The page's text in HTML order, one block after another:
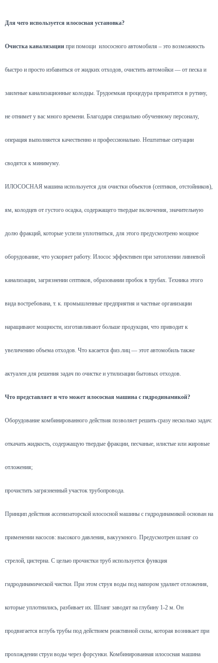
Для чего используется илососная установка?
Очистка канализации при помощи илососного автомобиля – это возможность
быстро и просто избавиться от жидких отходов, очистить автомойки — от песка и
заиленые канализационные колодцы. Трудоемкая процедура превратится в рутину,
не отнимет у вас много времени. Благодаря специально обученному персоналу,
операция выполняется качественно и профессионально. Нештатные ситуации
сводятся к минимуму.
ИЛОСОСНАЯ машина используется для очистки объектов (септиков, отстойников),
ям, колодцев от густого осадка, содержащего твердые включения, значительную
долю фракций, которые успели уплотниться, для этого предусмотрено мощное
оборудование, что ускоряет работу. Илосос эффективен при затоплении ливневой
канализации, загрязнении септиков, образовании пробок в трубах. Техника этого
вида востребована, т. к. промышленные предприятия и частные организации
наращивают мощности, изготавливают больше продукции, что приводит к
увеличению объема отходов. Что касается физ.лиц — этот автомобиль также
актуален для решения задач по очистке и утилизации бытовых отходов.
Что представляет и что может илососная машина с гидродинамикой?
Оборудование комбинированного действия позволяет решить сразу несколько задач:
откачать жидкость, содержащую твердые фракции, песчаные, илистые или жировые
отложения;
прочистить загрязненный участок трубопровода.
Принцип действия ассенизаторской илососной машины с гидродинамикой основан на
применении насосов: высокого давления, вакуумного. Предусмотрен шланг со
стрелой, цистерна. С целью прочистки труб используется функция
гидродинамической чистки. При этом струя воды под напором удаляет отложения,
которые уплотнились, разбивает их. Шланг заводят на глубину 1-2 м. Он
продвигается вглубь трубы под действием реактивной силы, которая возникает при
прохождении струи воды через форсунки. Комбинированная илососная машина